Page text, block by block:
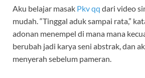
Aku belajar masak Pkv qq dari video
mudah. “Tinggal aduk sampai rata,”
adonan menempel di mana mana
berubah jadi karya seni abstrak, dan
menyerah sebelum pameran.